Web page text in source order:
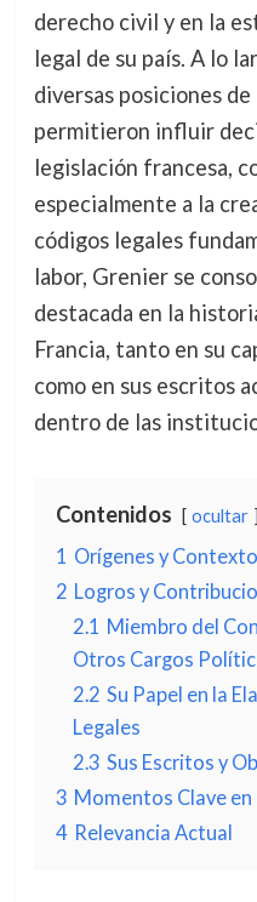
derecho civil y en la
legal de su país. A lo
diversas posiciones
permitieron influir
legislación francesa,
especialmente a la
códigos legales
labor, Grenier se
destacada en la
Francia, tanto en su
como en sus escritos
dentro de las
Contenidos ocultar
1 Orígenes y
2 Logros y
2.1 Miembro del
Otros Cargos
2.2 Su Papel en la
Legales
2.3 Sus Escritos y
3 Momentos Clave en
4 Relevancia Actual